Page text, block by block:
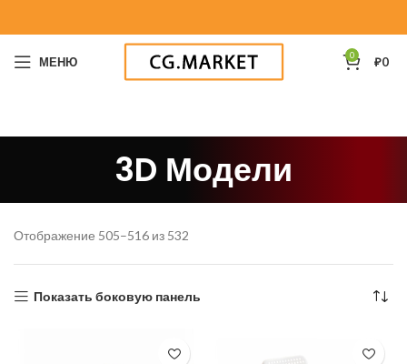
МЕНЮ 0 ₽0
3D Модели
Отображение 505–516 из 532
Показать боковую панель